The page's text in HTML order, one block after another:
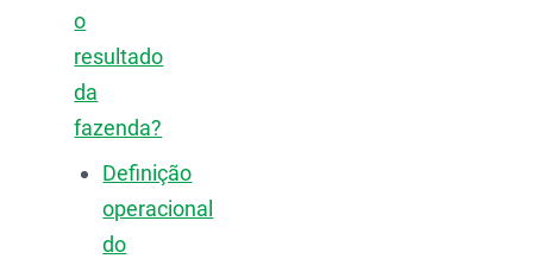
o
resultado
da
fazenda?
Definição
operacional
do